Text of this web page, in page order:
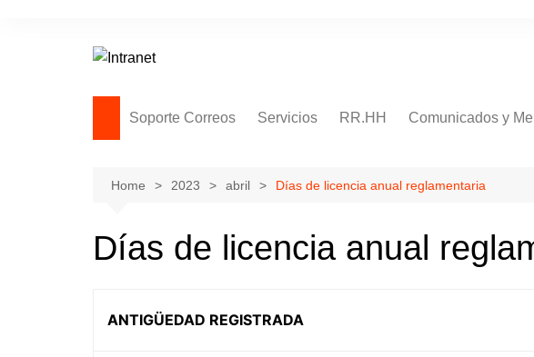
Soporte Correos
Adjuntos – Archivos en la
Thunderbird
Servicios RR.HH Comunicados y
Home 2023 abril Días de licencia anual reglamentaria
Días de licencia anual
ANTIGÜEDAD REGISTRADA